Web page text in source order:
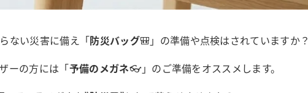
ない災害に備え「防災バッグ🎒」の準備や点検はされていますか？
ーの方には「予備のメガネ👓」のご準備をオススメします。